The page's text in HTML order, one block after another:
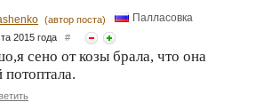
(автор поста) Палласовка
2015 года #
сено от козы брала, что она
потоптала.